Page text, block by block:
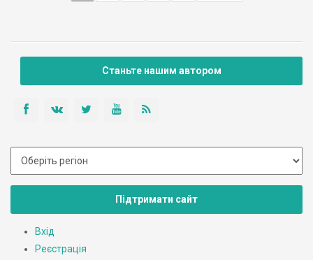
Станьте нашим автором
Підтримати сайт
Вхід
Реєстрація